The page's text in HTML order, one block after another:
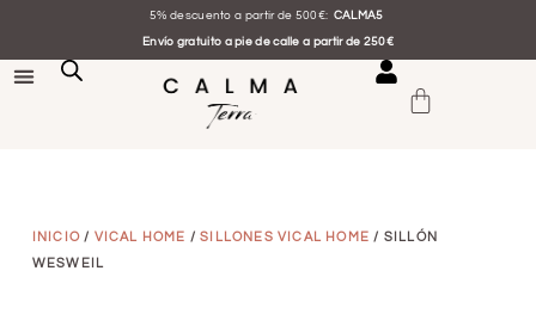
5% descuento a partir de 500€: CALMA5
Envío gratuito a pie de calle a partir de 250€
INICIO / VICAL HOME /SILLONES VICAL HOME / SILLÓN
WESWEIL